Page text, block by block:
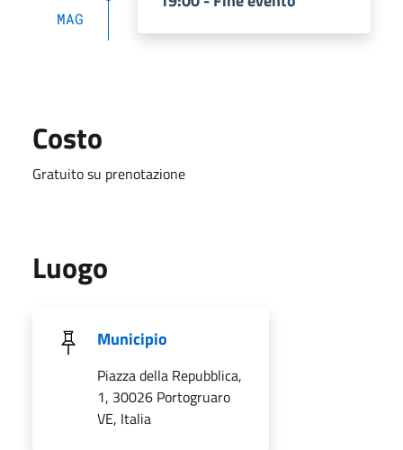
MAG
Costo
Gratuito su prenotazione
Luogo
Municipio
Piazza della Repubblica,
1, 30026 Portogruaro
VE, Italia